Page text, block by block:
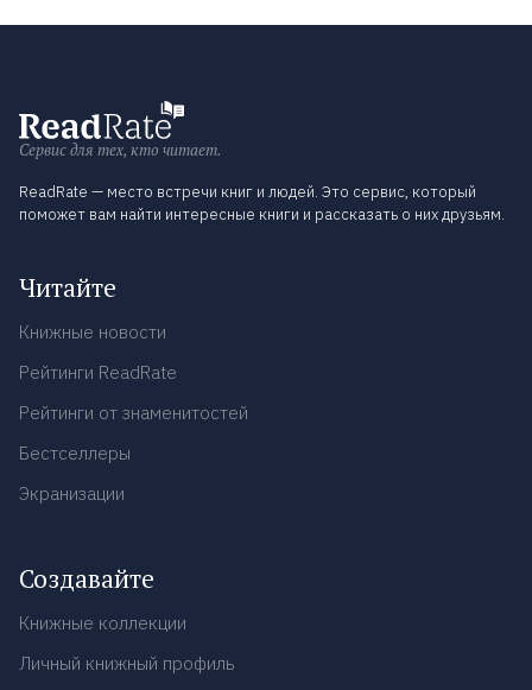
Сервис для тех, кто читает.
ReadRate — место встречи книг и людей. Это сервис, который
поможет вам найти интересные книги и рассказать о них друзьям.
Читайте
Книжные новости
Рейтинги ReadRate
Рейтинги от знаменитостей
Бестселлеры
Экранизации
Создавайте
Книжные коллекции
Личный книжный профиль